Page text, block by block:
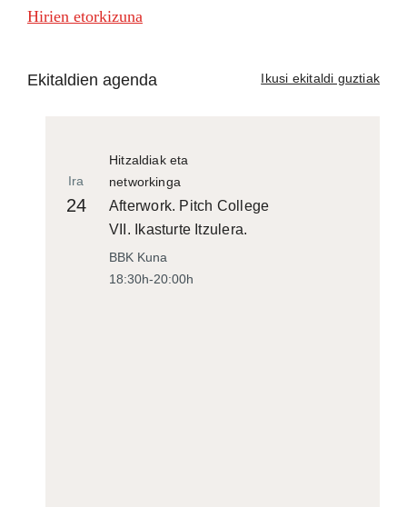
Hirien etorkizuna
Ekitaldien agenda Ikusi ekitaldi guztiak
Hitzaldiak eta
networkinga
Ira
24
Afterwork. Pitch College
VII. Ikasturte Itzulera.
BBK Kuna
18:30h-20:00h